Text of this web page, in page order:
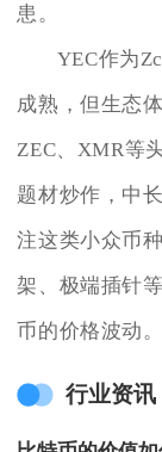
患。
YEC作为
成熟，但生态
ZEC、XMR等
题材炒作，中
注这类小众币
架、极端插针
币的价格波动。
行业资讯